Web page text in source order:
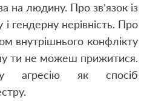
на людину. Про зв’язок із
гендерну нерівність. Про
внутрішнього конфлікту
ти не можеш прижитися.
агресію як спосіб